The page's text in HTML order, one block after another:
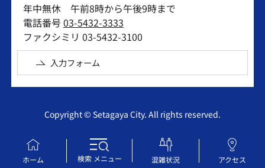
ホーム 検索メニュー 混雑状況 アクセス
年中無休 午前8時から午後9時まで
電話番号03-5432-3333
ファクシミリ 03-5432-3100
入力フォーム
Copyright © Setagaya City. All rights reserved.